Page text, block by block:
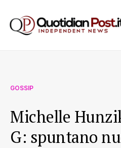
GOSSIP
Michelle
G: spuntano